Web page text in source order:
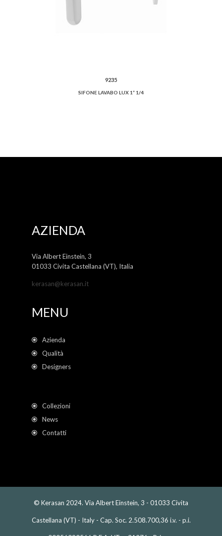
9235
SIFONE LAVABO LUX 1” 1/4
AZIENDA
Via Albert Einstein, 3
01033 Civita Castellana (VT), Italia
kerasan@kerasan.it
MENU
Azienda
Qualità
Designers
Collezioni
News
Contatti
© Kerasan 2024. Via Albert Einstein, 3 - 01033 Civita
Castellana (VT) - Italy - Cap. Soc. 2.508.700,36 i.v. - p.i.